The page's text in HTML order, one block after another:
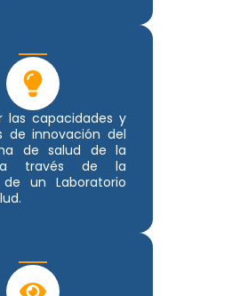
las capacidades y
de innovación del
de salud de la
a través de la
un Laboratorio